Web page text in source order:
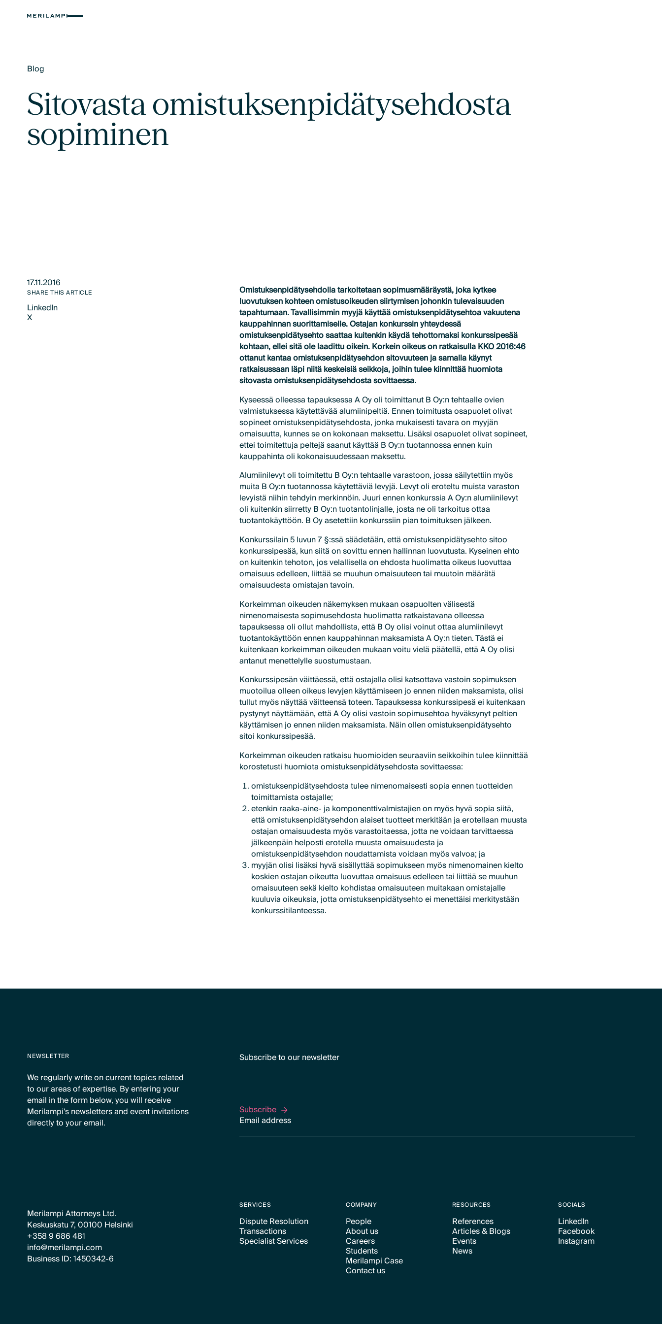
Blog
Sitovasta omistuksenpidätysehdosta
sopiminen
17.11.2016
SHARE THIS ARTICLE
LinkedIn
LinkedIn
X
Omistuksenpidätysehdolla tarkoitetaan sopimusmääräystä, joka kytkee
luovutuksen kohteen omistusoikeuden siirtymisen johonkin tulevaisuuden
tapahtumaan. Tavallisimmin myyjä käyttää omistuksenpidätysehtoa vakuutena
kauppahinnan suorittamiselle. Ostajan konkurssin yhteydessä
omistuksenpidätysehto saattaa kuitenkin käydä tehottomaksi konkurssipesää
kohtaan, ellei sitä ole laadittu oikein. Korkein oikeus on ratkaisullaKKO 2016:46
ottanut kantaa omistuksenpidätysehdon sitovuuteen ja samalla käynyt
ratkaisussaan läpi niitä keskeisiä seikkoja, joihin tulee kiinnittää huomiota
sitovasta omistuksenpidätysehdosta sovittaessa.
Kyseessä olleessa tapauksessa A Oy oli toimittanut B Oy:n tehtaalle ovien
valmistuksessa käytettävää alumiinipeltiä. Ennen toimitusta osapuolet olivat
sopineet omistuksenpidätysehdosta, jonka mukaisesti tavara on myyjän
omaisuutta, kunnes se on kokonaan maksettu. Lisäksi osapuolet olivat sopineet,
ettei toimitettuja peltejä saanut käyttää B Oy:n tuotannossa ennen kuin
kauppahinta oli kokonaisuudessaan maksettu.
Alumiinilevyt oli toimitettu B Oy:n tehtaalle varastoon, jossa säilytettiin myös
muita B Oy:n tuotannossa käytettäviä levyjä. Levyt oli eroteltu muista varaston
levyistä niihin tehdyin merkinnöin. Juuri ennen konkurssia A Oy:n alumiinilevyt
oli kuitenkin siirretty B Oy:n tuotantolinjalle, josta ne oli tarkoitus ottaa
tuotantokäyttöön. B Oy asetettiin konkurssiin pian toimituksen jälkeen.
Konkurssilain 5 luvun 7 §:ssä säädetään, että omistuksenpidätysehto sitoo
konkurssipesää, kun siitä on sovittu ennen hallinnan luovutusta. Kyseinen ehto
on kuitenkin tehoton, jos velallisella on ehdosta huolimatta oikeus luovuttaa
omaisuus edelleen, liittää se muuhun omaisuuteen tai muutoin määrätä
omaisuudesta omistajan tavoin.
Korkeimman oikeuden näkemyksen mukaan osapuolten välisestä
nimenomaisesta sopimusehdosta huolimatta ratkaistavana olleessa
tapauksessa oli ollut mahdollista, että B Oy olisi voinut ottaa alumiinilevyt
tuotantokäyttöön ennen kauppahinnan maksamista A Oy:n tieten. Tästä ei
kuitenkaan korkeimman oikeuden mukaan voitu vielä päätellä, että A Oy olisi
antanut menettelylle suostumustaan.
Konkurssipesän väittäessä, että ostajalla olisi katsottava vastoin sopimuksen
muotoilua olleen oikeus levyjen käyttämiseen jo ennen niiden maksamista, olisi
tullut myös näyttää väitteensä toteen. Tapauksessa konkurssipesä ei kuitenkaan
pystynyt näyttämään, että A Oy olisi vastoin sopimusehtoa hyväksynyt peltien
käyttämisen jo ennen niiden maksamista. Näin ollen omistuksenpidätysehto
sitoi konkurssipesää.
Korkeimman oikeuden ratkaisu huomioiden seuraaviin seikkoihin tulee kiinnittää
korostetusti huomiota omistuksenpidätysehdosta sovittaessa:
omistuksenpidätysehdosta tulee nimenomaisesti sopia ennen tuotteiden
toimittamista ostajalle;
etenkin raaka-aine- ja komponenttivalmistajien on myös hyvä sopia siitä,
että omistuksenpidätysehdon alaiset tuotteet merkitään ja erotellaan muusta
ostajan omaisuudesta myös varastoitaessa, jotta ne voidaan tarvittaessa
jälkeenpäin helposti erotella muusta omaisuudesta ja
omistuksenpidätysehdon noudattamista voidaan myös valvoa; ja
myyjän olisi lisäksi hyvä sisällyttää sopimukseen myös nimenomainen kielto
koskien ostajan oikeutta luovuttaa omaisuus edelleen tai liittää se muuhun
omaisuuteen sekä kielto kohdistaa omaisuuteen muitakaan omistajalle
kuuluvia oikeuksia, jotta omistuksenpidätysehto ei menettäisi merkitystään
konkurssitilanteessa.
NEWSLETTER
We regularly write on current topics related
to our areas of expertise. By entering your
email in the form below, you will receive
Merilampi's newsletters and event invitations
directly to your email.
Subscribe to our newsletter
Subscribe
Subscribe
Merilampi Attorneys Ltd.
Keskuskatu 7, 00100 Helsinki
+358 9 686 481
info@merilampi.com
Business ID: 1450342-6
SERVICES
Dispute Resolution
Text Link
Transactions
Text Link
Specialist Services
COMPANY
People
Text Link
About us
Text Link
Careers
Text Link
Students
Text Link
Merilampi Case
Text Link
Contact us
RESOURCES
References
Text Link
Articles & Blogs
Text Link
Events
Text Link
News
SOCIALS
LinkedIn
Text Link
Facebook
Text Link
Instagram